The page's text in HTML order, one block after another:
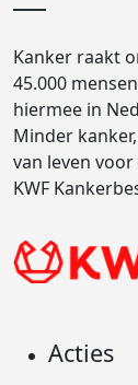
Kanker raakt
45.000
hiermee in
Minder
van leven
KWF
Acties